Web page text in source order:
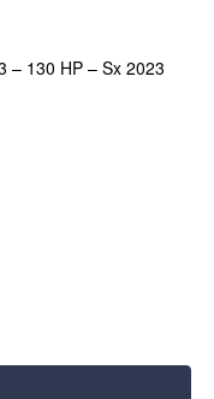
– 130 HP – Sx 2023